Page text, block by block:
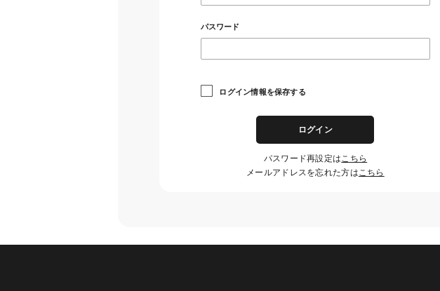
パスワード
ログイン情報を保存する
ログイン
パスワード再設定は こちら
メールアドレスを忘れた方は こちら